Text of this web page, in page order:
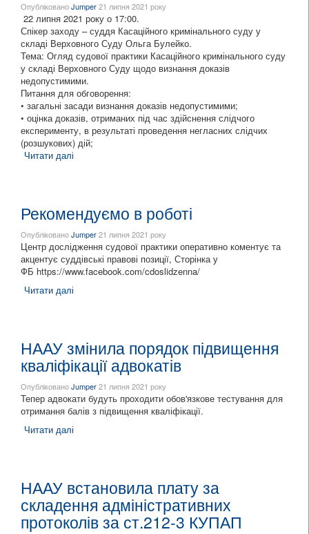
ОпублікованоJumper21 липня 2021 року
22 липня 2021 року о 17:00.
Спікер заходу – суддя Касаційного кримінального суду у
складі Верховного Суду Ольга Булейко.
Тема: Огляд судової практики Касаційного кримінального суду
у складі Верховного Суду щодо визнання доказів
недопустимими.
Питання для обговорення:
• загальні засади визнання доказів недопустимими;
• оцінка доказів, отриманих під час здійснення слідчого
експерименту, в результаті проведення негласних слідчих
(розшукових) дій;
Читати далі
Рекомендуємо в роботі
ОпублікованоJumper21 липня 2021 року
Центр дослідження судової практики оперативно коментує та
акцентує суддівські правові позиції, Сторінка у
ФБ https://www.facebook.com/cdoslidzenna/
Читати далі
НААУ змінила порядок підвищення
кваліфікації адвокатів
ОпублікованоJumper21 липня 2021 року
Тепер адвокати будуть проходити обов'язкове тестування для
отримання балів з підвищення кваліфікації.
Читати далі
НААУ встановила плату за
складення адміністративних
протоколів за ст.212-3 КУПАП